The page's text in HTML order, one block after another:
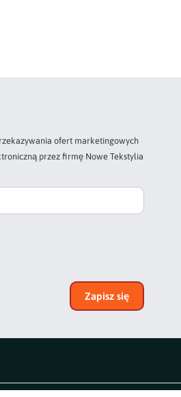
ofert marketingowych
przez firmę Nowe Tekstylia
Zapisz się